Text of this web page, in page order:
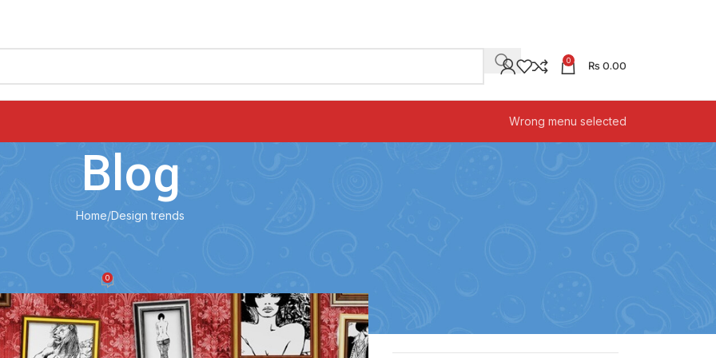
0 ₨0.00
Wrong menu selected
Blog
Home Design trends
likes pictures
0